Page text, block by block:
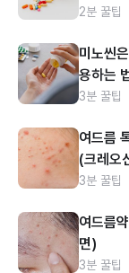
2분 꿀팁
미노씬
용하는
3분 꿀팁
여드름
(크레오
3분 꿀팁
여드름
면)
3분 꿀팁